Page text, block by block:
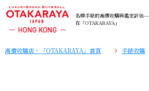
名牌手錶的高價收購與鑑定評估
在「OTAKARAYA」
高價收購店・「OTAKARAYA」首頁 手錶收購